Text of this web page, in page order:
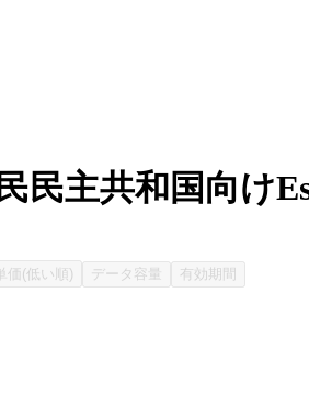
民主共和国向け
価(低い順) データ容量 有効期間